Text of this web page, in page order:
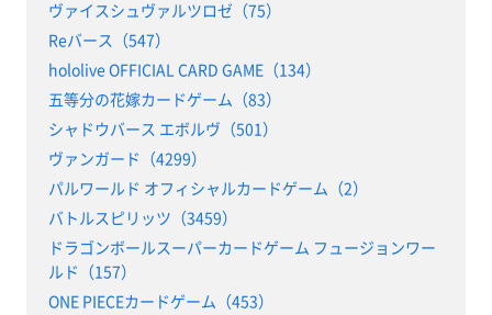
ヴァイスシュヴァルツロゼ（75）
Reバース（547）
hololive OFFICIAL CARD GAME（134）
五等分の花嫁カードゲーム（83）
シャドウバース エボルヴ（501）
ヴァンガード（4299）
パルワールド オフィシャルカードゲーム（2）
バトルスピリッツ（3459）
ドラゴンボールスーパーカードゲーム フュージョンワー
ルド（157）
ONE PIECEカードゲーム（453）